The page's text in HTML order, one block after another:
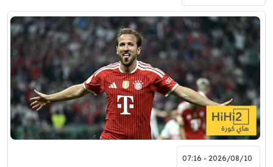
2026/08/10 - 07:16